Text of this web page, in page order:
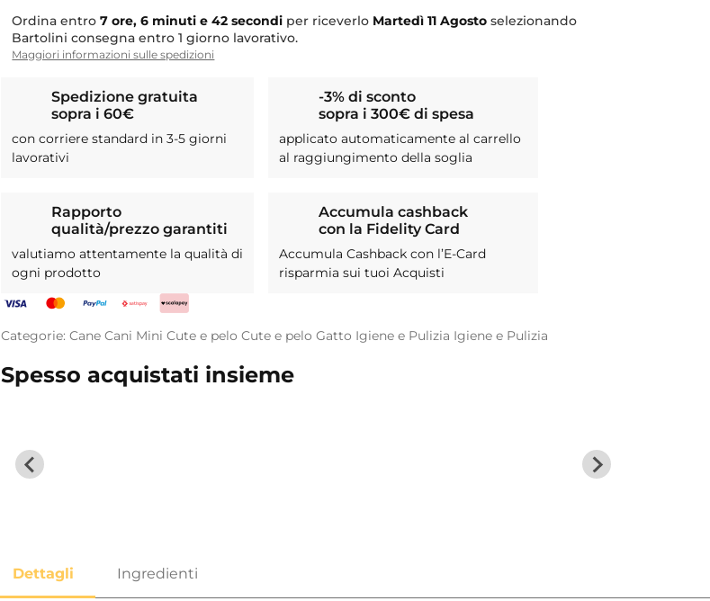
Ordina entro7 ore, 6 minuti e 42 secondi per riceverlo Martedì 11 Agosto selezionando
Bartolini consegna entro 1 giorno lavorativo.
Maggiori informazioni sulle spedizioni
Spedizione gratuita
sopra i 60€
con corriere standard in 3-5 giorni
lavorativi
-3% di sconto
sopra i 300€ di spesa
applicato automaticamente al carrello
al raggiungimento della soglia
Rapporto
qualità/prezzo garantiti
valutiamo attentamente la qualità di
ogni prodotto
Accumula cashback
con la Fidelity Card
Accumula Cashback con l’E-Card
risparmia sui tuoi Acquisti
Categorie:Cane Cani Mini Cute e pelo Cute e pelo Gatto Igiene e Pulizia Igiene e Pulizia
Spesso acquistati insieme